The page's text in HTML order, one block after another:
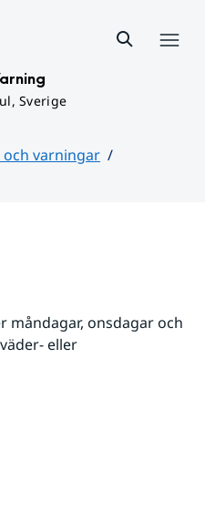
Sverige
varningar
måndagar, onsdagar och
eller